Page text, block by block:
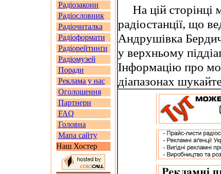
Радіозакони
Радіословник
Радіочиталка
Радіоформати
Радіорейтинґи
Радіомузей
Поради
Реклама у нас
Оголошення
Партнери
FAQ
Головна
Мапа сайту
Наш Хостер
На цій сторінці
радіостанції, що
Андрушівка
у верхньому
Інформацію про
діапазонах